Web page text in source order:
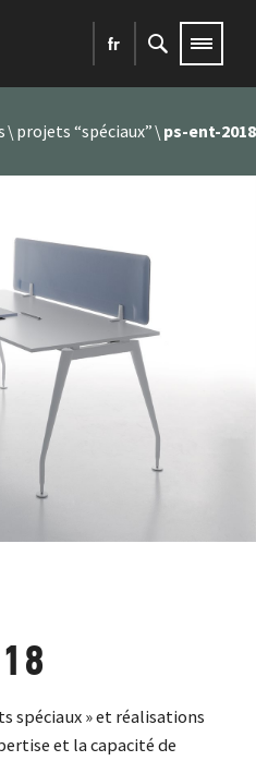
fr
projets “spéciaux” ps-ent-2018
spéciaux » et réalisations
et la capacité de